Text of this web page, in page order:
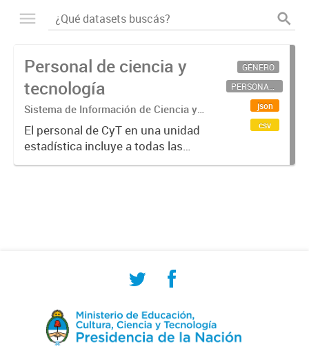
Personal de ciencia y
tecnología
Sistema de Información de Ciencia y
Tecnología Argentino (SICYTAR)
El personal de CyT en una unidad
estadística incluye a todas las
personas involucradas
GÉNERO
PERSONAL CIENTÍFICO-TECNOLÓGICO
json
csv